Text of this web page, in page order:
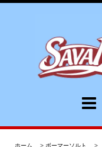
ホーム > ボーマーソルト >